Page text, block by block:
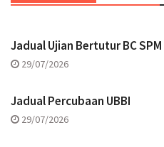
Jadual Ujian Bertutur BC SPM
29/07/2026
Jadual Percubaan UBBI
29/07/2026